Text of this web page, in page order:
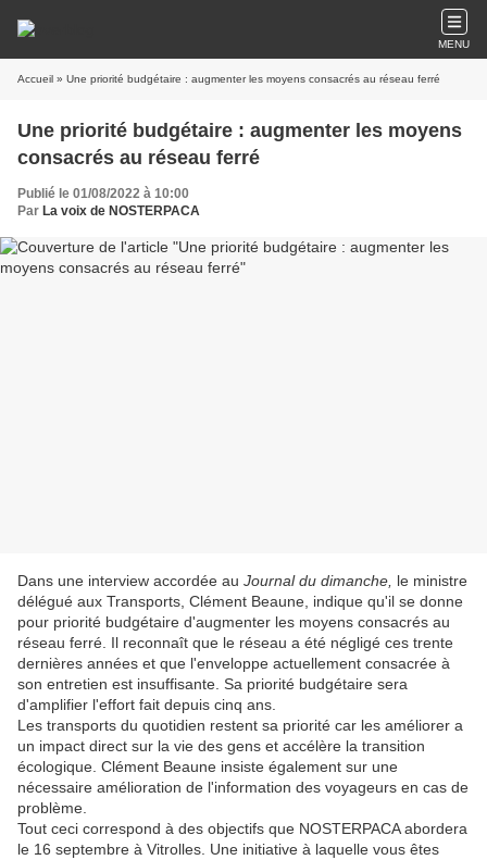
MENU
Accueil » Une priorité budgétaire : augmenter les moyens consacrés au réseau ferré
Une priorité budgétaire : augmenter les moyens
consacrés au réseau ferré
Publié le 01/08/2022 à 10:00
Par La voix de NOSTERPACA
Dans une interview accordée au Journal du dimanche, le ministre
délégué aux Transports, Clément Beaune, indique qu'il se donne
pour priorité budgétaire d'augmenter les moyens consacrés au
réseau ferré. Il reconnaît que le réseau a été négligé ces trente
dernières années et que l'enveloppe actuellement consacrée à
son entretien est insuffisante. Sa priorité budgétaire sera
d'amplifier l'effort fait depuis cinq ans.
Les transports du quotidien restent sa priorité car les améliorer a
un impact direct sur la vie des gens et accélère la transition
écologique. Clément Beaune insiste également sur une
nécessaire amélioration de l'information des voyageurs en cas de
problème.
Tout ceci correspond à des objectifs que NOSTERPACA abordera
le 16 septembre à Vitrolles. Une initiative à laquelle vous êtes